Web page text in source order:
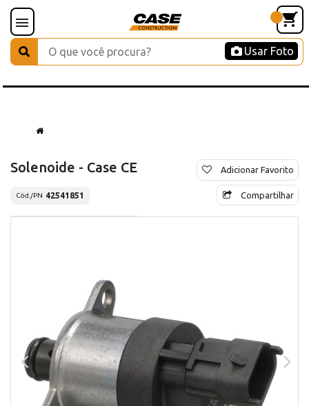
Usar Foto
Solenoide - Case CE
Cód./PN 42541851
Adicionar Favorito
Compartilhar